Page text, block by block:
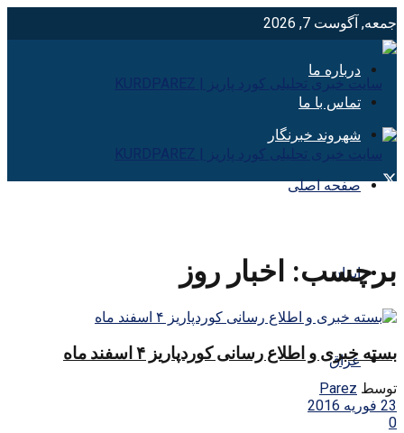
جمعه, آگوست 7, 2026
درباره ما
تماس با ما
شهروند خبرنگار
صفحه اصلی
ایران
عراق
برچسب: اخبار روز
بسته خبری و اطلاع رسانی کوردپاریز ۴ اسفند ماه
توسط Parez
23 فوریه 2016
0